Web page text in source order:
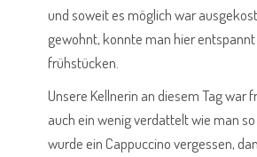
und soweit es möglich war
gewohnt, konnte man hier entspannt
frühstücken.
Unsere Kellnerin an diesem Tag war
auch ein wenig verdattelt wie man
wurde ein Cappuccino vergessen,